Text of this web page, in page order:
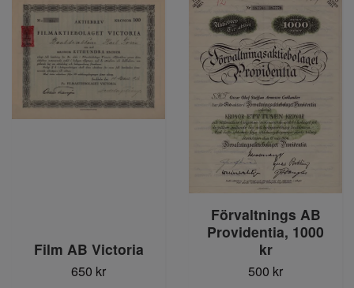
Film AB Victoria
650 kr
Förvaltnings AB
Providentia, 1000
kr
500 kr